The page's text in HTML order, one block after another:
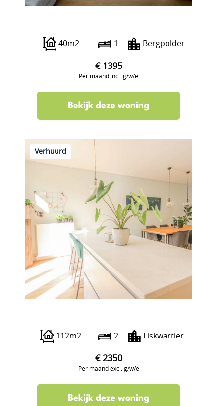
40m2 1 Bergpolder
€ 1395
Per maand incl. g/w/e
Bekijk deze woning
Verhuurd
112m2 2 Liskwartier
€ 2350
Per maand excl. g/w/e
Bekijk deze woning